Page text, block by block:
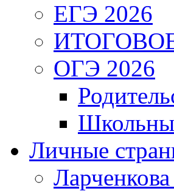
ЕГЭ 2026
ОГЭ 2026
Личные